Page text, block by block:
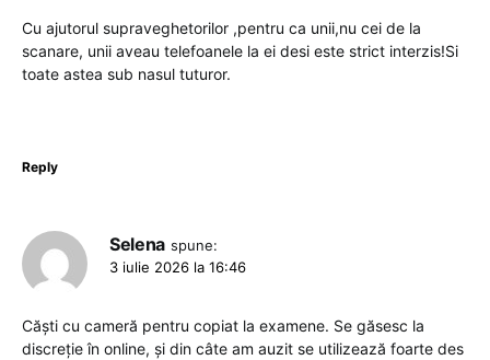
Cu ajutorul supraveghetorilor ,pentru ca unii,nu cei de la
scanare, unii aveau telefoanele la ei desi este strict interzis!Si
toate astea sub nasul tuturor.
Reply
Selena spune:
3 iulie 2026 la 16:46
Căști cu cameră pentru copiat la examene. Se găsesc la
discreție în online, și din câte am auzit se utilizează foarte des